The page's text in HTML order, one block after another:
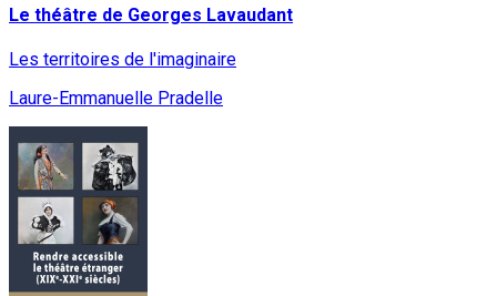
Le théâtre de Georges Lavaudant
Les territoires de l'imaginaire
Laure-Emmanuelle Pradelle